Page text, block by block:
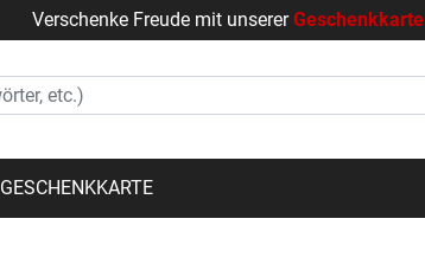
Verschenke Freude mit unsererGeschenkkarte
GESCHENKKARTE